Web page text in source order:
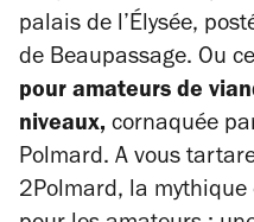
palais de l’Élysée,
de Beaupassage. Ou
pour amateurs de
niveaux, cornaquée
Polmard. A vous
2Polmard, la